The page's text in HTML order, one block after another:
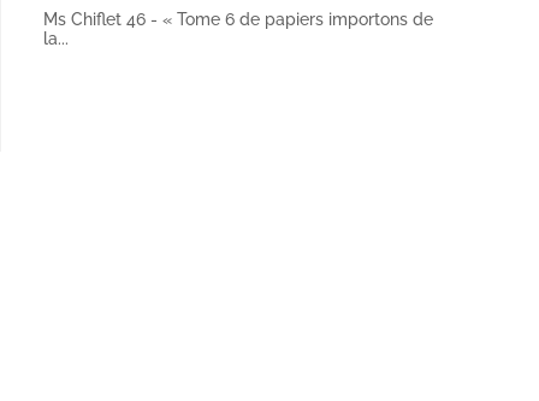
Ms Chiflet 46 - « Tome 6 de papiers importons de
la...